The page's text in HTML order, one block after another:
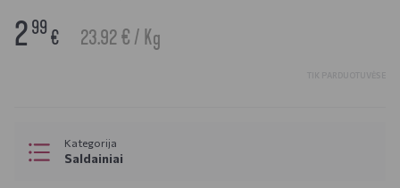
299€ 23.92 € / Kg
Kategorija
Saldainiai